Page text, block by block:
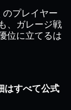
プレイヤー
、ガレージ戦
位に立てるは
すべて公式